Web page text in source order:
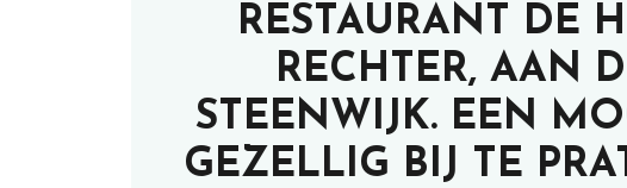
RESTAURANT DE
RECHTER, AAN
STEENWIJK. EEN
GEZELLIG BIJ TE